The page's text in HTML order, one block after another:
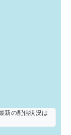
新の配信状況は